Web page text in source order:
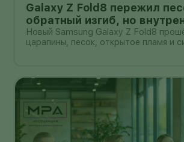
Galaxy Z Fold8 пережил
обратный изгиб, но
всё ещё легко поцарапать
Новый Samsung Galaxy Z Fold8
царапины, песок, открытое пламя и
толщиной 4,5 мм в раскрытом в